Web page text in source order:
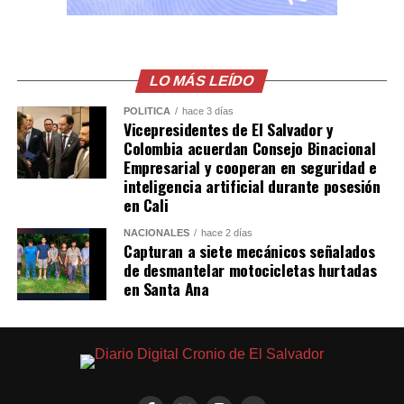
relaciones diplomáticas.
Sheinbaum también indicó que Chávez viajó a México en
un avión militar y calificó la entrega del salvoconducto
como «una acción de buena voluntad» de la presidenta
Keiko Fujimori.
Comparte esto:
Facebook X
Me gusta esto:
LO MÁS LEÍDO
POLÍTICA hace 3 días
Vicepresidentes de El Salvador y
Colombia acuerdan Consejo Binacional
Empresarial y cooperan en seguridad e
inteligencia artificial durante posesión
en Cali
NACIONALES hace 2 días
Capturan a siete mecánicos señalados
de desmantelar motocicletas hurtadas
en Santa Ana